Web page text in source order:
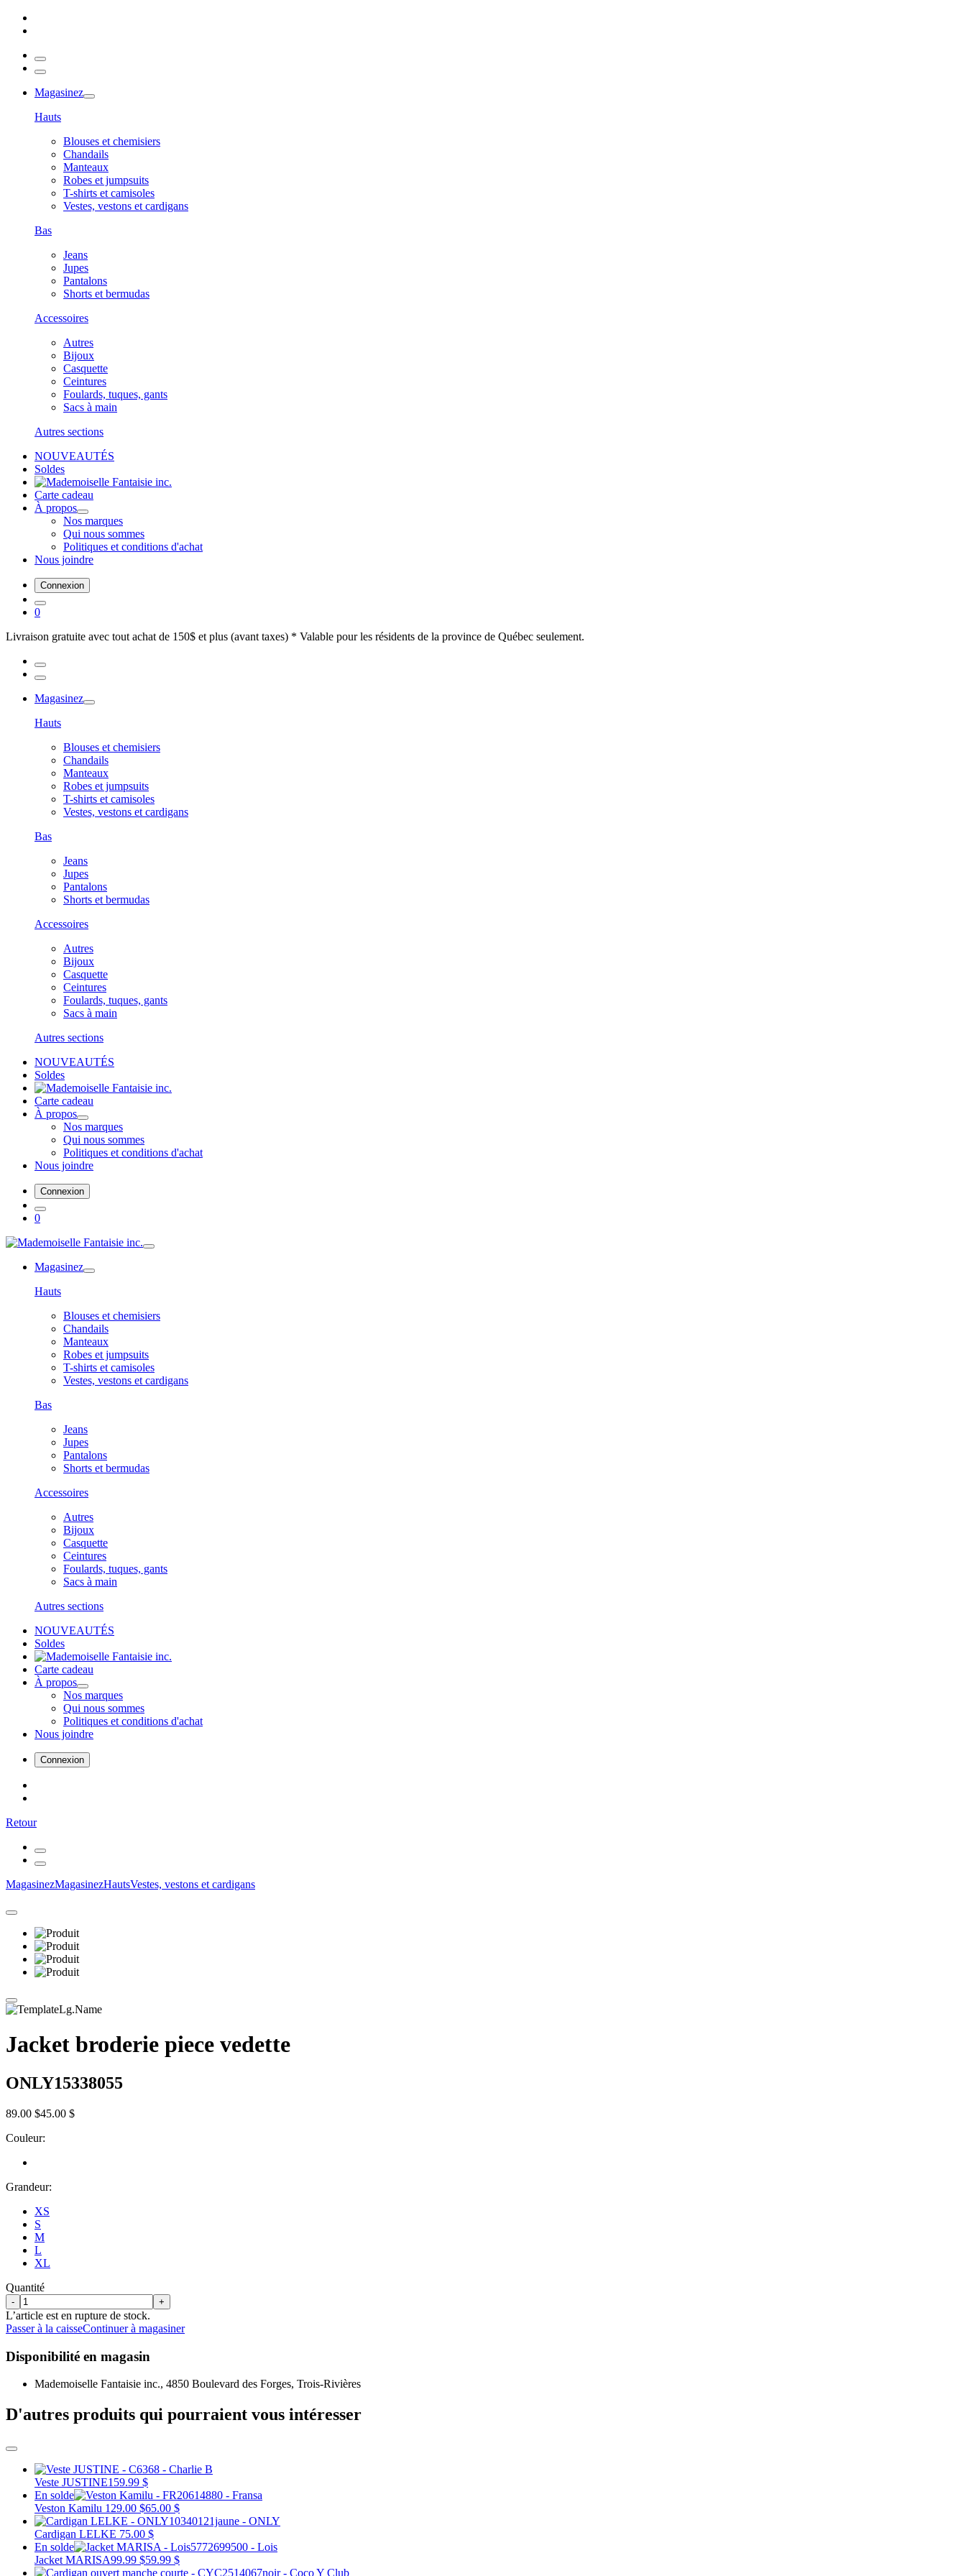
Magasinez
Hauts
Blouses et chemisiers
Chandails
Manteaux
Robes et jumpsuits
T-shirts et camisoles
Vestes, vestons et cardigans
Bas
Jeans
Jupes
Pantalons
Shorts et bermudas
Accessoires
Autres
Bijoux
Casquette
Ceintures
Foulards, tuques, gants
Sacs à main
Autres sections
NOUVEAUTÉS
Soldes
Carte cadeau
À propos
Nos marques
Qui nous sommes
Politiques et conditions d'achat
Nous joindre
Connexion
0
Livraison gratuite avec tout achat de 150$ et plus (avant taxes) * Valable pour les résidents de la province de Québec seulement.
Magasinez
Hauts
Blouses et chemisiers
Chandails
Manteaux
Robes et jumpsuits
T-shirts et camisoles
Vestes, vestons et cardigans
Bas
Jeans
Jupes
Pantalons
Shorts et bermudas
Accessoires
Autres
Bijoux
Casquette
Ceintures
Foulards, tuques, gants
Sacs à main
Autres sections
NOUVEAUTÉS
Soldes
Carte cadeau
À propos
Nos marques
Qui nous sommes
Politiques et conditions d'achat
Nous joindre
Connexion
0
Magasinez
Hauts
Blouses et chemisiers
Chandails
Manteaux
Robes et jumpsuits
T-shirts et camisoles
Vestes, vestons et cardigans
Bas
Jeans
Jupes
Pantalons
Shorts et bermudas
Accessoires
Autres
Bijoux
Casquette
Ceintures
Foulards, tuques, gants
Sacs à main
Autres sections
NOUVEAUTÉS
Soldes
Carte cadeau
À propos
Nos marques
Qui nous sommes
Politiques et conditions d'achat
Nous joindre
Connexion
Retour
MagasinezMagasinezHautsVestes, vestons et cardigans
Jacket broderie piece vedette
ONLY15338055
89.00 $45.00 $
Couleur:
Grandeur:
XS
S
M
L
XL
Quantité
- +
L’article est en rupture de stock.
Passer à la caisseContinuer à magasiner
Disponibilité en magasin
Mademoiselle Fantaisie inc., 4850 Boulevard des Forges, Trois-Rivières
D'autres produits qui pourraient vous intéresser
Veste JUSTINE159.99 $
En solde
Veston Kamilu 129.00 $65.00 $
Cardigan LELKE 75.00 $
En solde
Jacket MARISA99.99 $59.99 $